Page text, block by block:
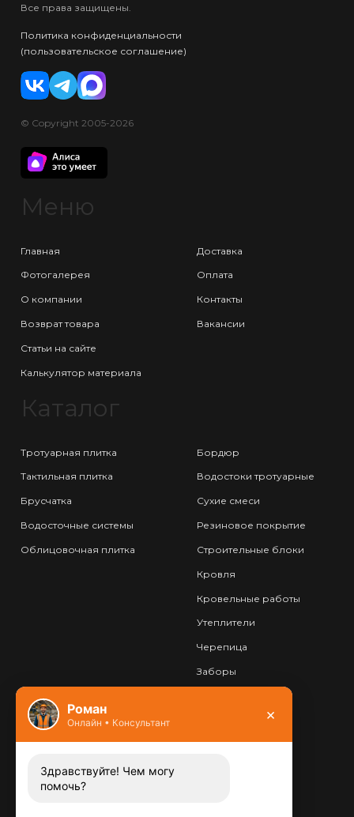
Все права защищены.
Политика конфиденциальности
(пользовательское соглашение)
© Copyright 2005-2026
Меню
Главная
Фотогалерея
О компании
Возврат товара
Статьи на сайте
Калькулятор материала
Доставка
Оплата
Контакты
Вакансии
Каталог
Тротуарная плитка
Тактильная плитка
Брусчатка
Водосточные системы
Облицовочная плитка
Бордюр
Водостоки тротуарные
Сухие смеси
Резиновое покрытие
Строительные блоки
Кровля
Кровельные работы
Утеплители
Черепица
Заборы
Контакты
Заказать звонок
Роман
Онлайн • Консультант ×
Здравствуйте! Чем могу
помочь?